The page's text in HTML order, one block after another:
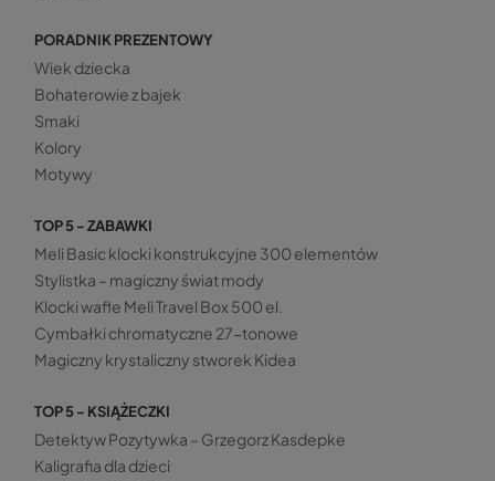
PORADNIK PREZENTOWY
Wiek dziecka
Bohaterowie z bajek
Smaki
Kolory
Motywy
TOP 5 - ZABAWKI
Meli Basic klocki konstrukcyjne 300 elementów
Stylistka – magiczny świat mody
Klocki wafle Meli Travel Box 500 el.
Cymbałki chromatyczne 27-tonowe
Magiczny krystaliczny stworek Kidea
TOP 5 - KSIĄŻECZKI
Detektyw Pozytywka – Grzegorz Kasdepke
Kaligrafia dla dzieci